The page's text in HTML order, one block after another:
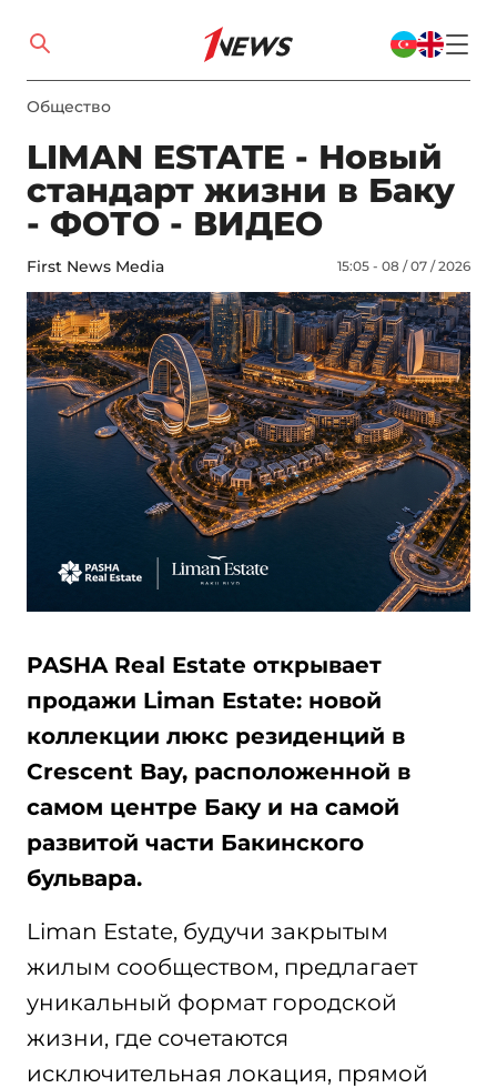
Общество
LIMAN ESTATE - Новый
стандарт жизни в Баку
- ФОТО - ВИДЕО
First News Media 15:05 - 08 / 07 / 2026
PASHA Real Estate открывает
продажи Liman Estate: новой
коллекции люкс резиденций в
Crescent Bay, расположенной в
самом центре Баку и на самой
развитой части Бакинского
бульвара.
Liman Estate, будучи закрытым
жилым сообществом, предлагает
уникальный формат городской
жизни, где сочетаются
исключительная локация, прямой